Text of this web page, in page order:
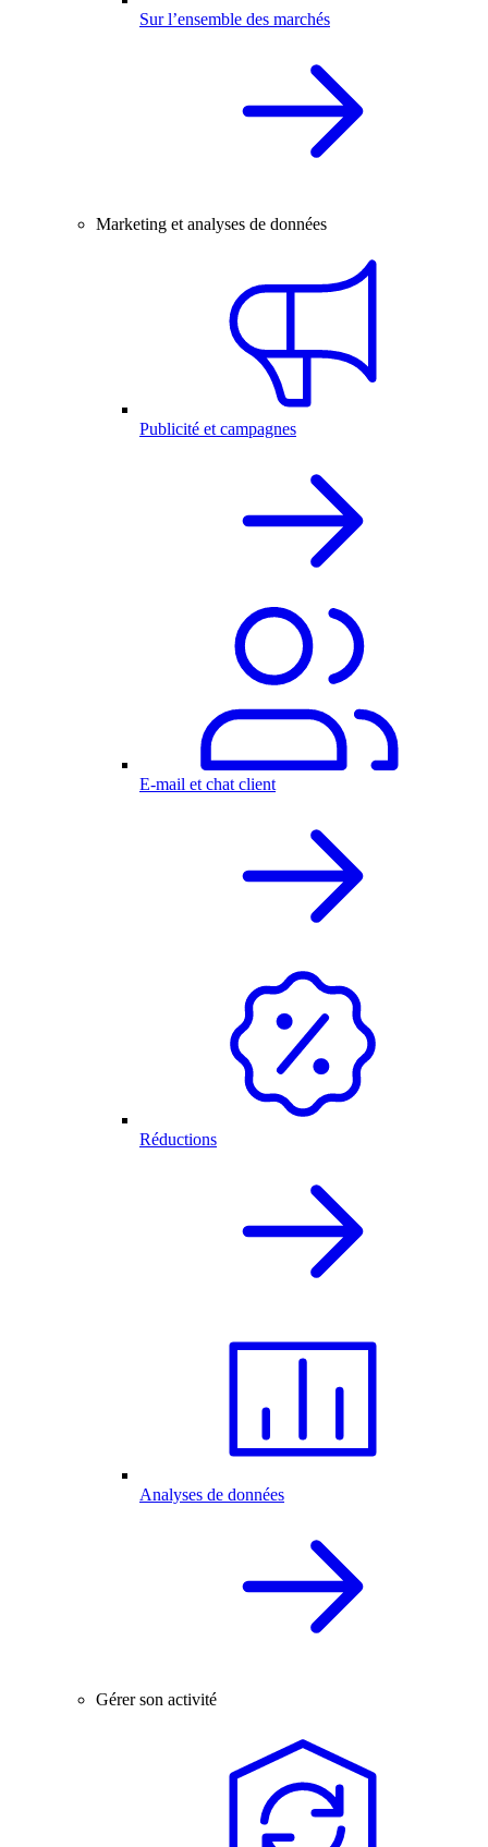
Sur l’ensemble des marchés
Marketing et analyses de données
Publicité et campagnes
E-mail et chat client
Réductions
Analyses de données
Gérer son activité